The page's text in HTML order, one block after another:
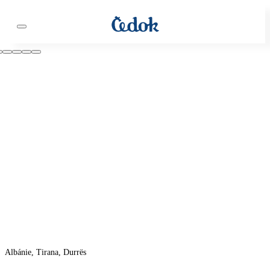
Albánie, Tirana, Durrës